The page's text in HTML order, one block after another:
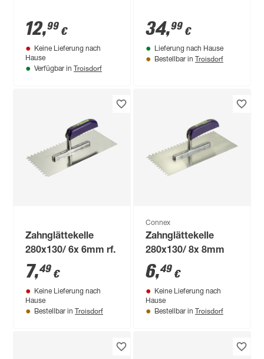
12,99 €
Keine Lieferung nach
Hause
Verfügbar in Troisdorf
34,99 €
Lieferung nach Hause
Bestellbar in Troisdorf
Zahnglättekelle
280x130/ 6x 6mm rf.
7,49 €
Keine Lieferung nach
Hause
Bestellbar in Troisdorf
Connex
Zahnglättekelle
280x130/ 8x 8mm
6,49 €
Keine Lieferung nach
Hause
Bestellbar in Troisdorf